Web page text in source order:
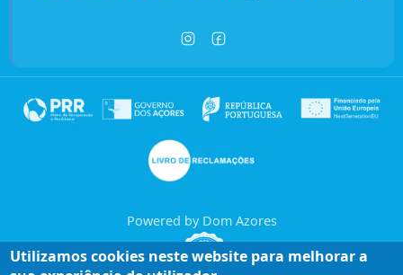
Powered by Dom Azores
Utilizamos cookies neste website para melhorar a